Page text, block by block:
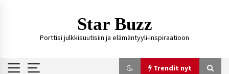
Star Buzz
Porttisi julkkisuutisiin ja elämäntyyli-inspiraatioon
Trendit nyt